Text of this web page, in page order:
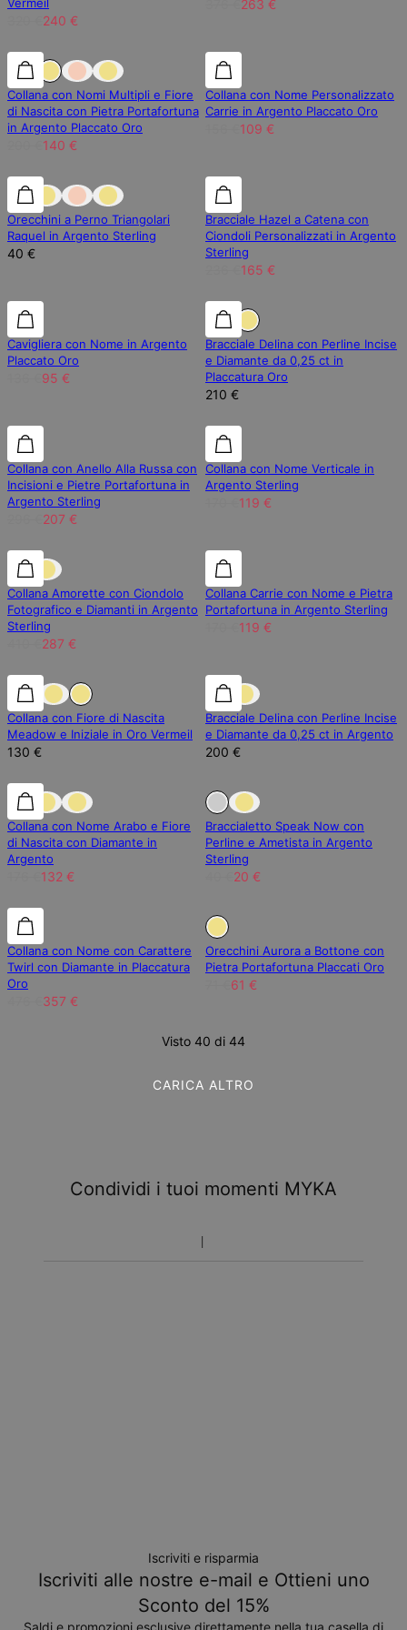
Vermeil
240 €
263 €
30% di sconto 30% di sconto
Collana con Nomi Multipli e Fiore
di Nascita con Pietra Portafortuna
in Argento Placcato Oro
140 €
30% di sconto
Collana con Nome Personalizzato
Carrie in Argento Placcato Oro
109 €
Orecchini a Perno Triangolari
Raquel in Argento Sterling
40 €
30% di sconto
Bracciale Hazel a Catena con
Ciondoli Personalizzati in Argento
Sterling
165 €
30% di sconto 30% di sconto
Cavigliera con Nome in Argento
Placcato Oro
95 €
Diamante Laboratorio
Bracciale Delina con Perline Incise
e Diamante da 0,25 ct in
Placcatura Oro
210 €
30% di sconto 30% di sconto
Collana con Anello Alla Russa con
Incisioni e Pietre Portafortuna in
Argento Sterling
207 €
30% di sconto
Collana con Nome Verticale in
Argento Sterling
119 €
30% di sconto 30% di sconto
Collana Amorette con Ciondolo
Fotografico e Diamanti in Argento
Sterling
287 €
30% di sconto
Collana Carrie con Nome e Pietra
Portafortuna in Argento Sterling
119 €
Collana con Fiore di Nascita
Meadow e Iniziale in Oro Vermeil
130 €
Diamante Laboratorio
Bracciale Delina con Perline Incise
e Diamante da 0,25 ct in Argento
200 €
25% di sconto 25% di sconto
Collana con Nome Arabo e Fiore
di Nascita con Diamante in
Argento
132 €
Esaurito
Braccialetto Speak Now con
Perline e Ametista in Argento
Sterling
20 €
25% di sconto 25% di sconto
Collana con Nome con Carattere
Twirl con Diamante in Placcatura
Oro
357 €
15% di sconto
Orecchini Aurora a Bottone con
Pietra Portafortuna Placcati Oro
61 €
Visto 40 di 44
CARICA ALTRO
Condividi i tuoi momenti MYKA
Iscriviti e risparmia
Iscriviti alle nostre e-mail e Ottieni uno
Sconto del 15%
Saldi e promozioni esclusive direttamente nella tua casella di